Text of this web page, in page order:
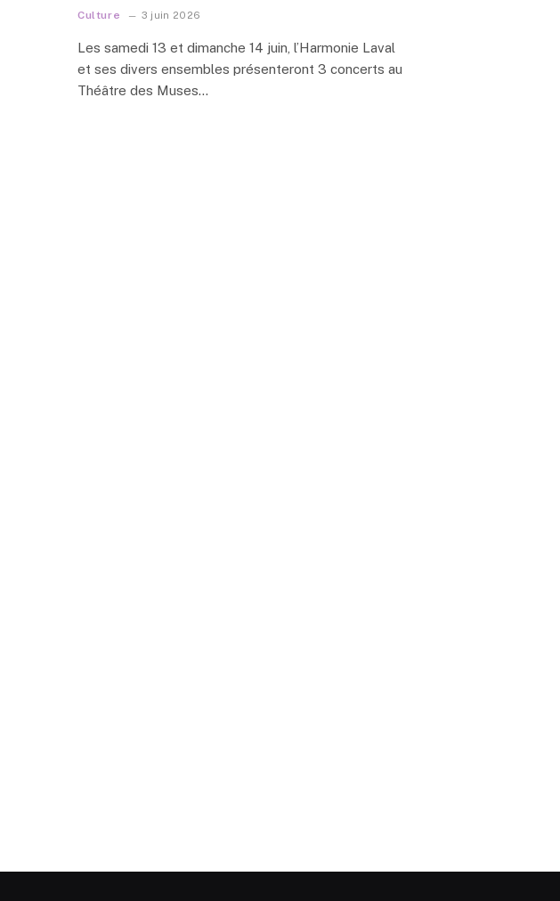
Culture 3 juin 2026
Les samedi 13 et dimanche 14 juin, l’Harmonie Laval
et ses divers ensembles présenteront 3 concerts au
Théâtre des Muses…